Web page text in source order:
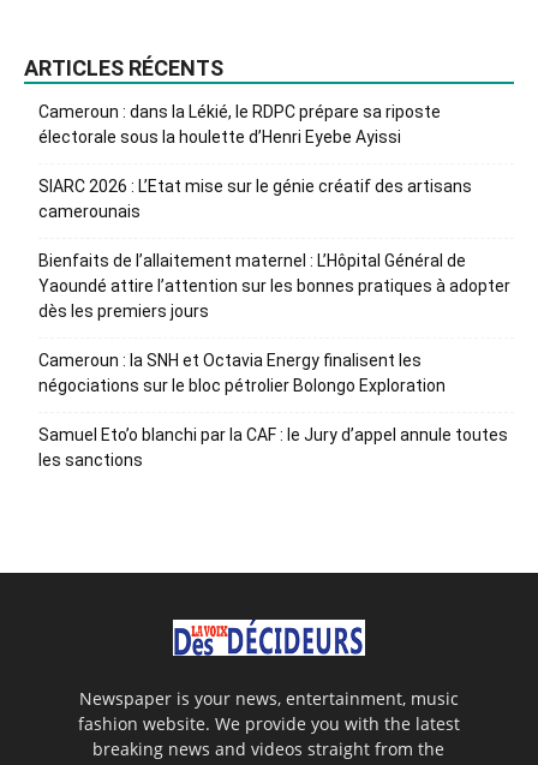
ARTICLES RÉCENTS
Cameroun : dans la Lékié, le RDPC prépare sa riposte
électorale sous la houlette d’Henri Eyebe Ayissi
SIARC 2026 : L’Etat mise sur le génie créatif des artisans
camerounais
Bienfaits de l’allaitement maternel : L’Hôpital Général de
Yaoundé attire l’attention sur les bonnes pratiques à adopter
dès les premiers jours
Cameroun : la SNH et Octavia Energy finalisent les
négociations sur le bloc pétrolier Bolongo Exploration
Samuel Eto’o blanchi par la CAF : le Jury d’appel annule toutes
les sanctions
Newspaper is your news, entertainment, music
fashion website. We provide you with the latest
breaking news and videos straight from the